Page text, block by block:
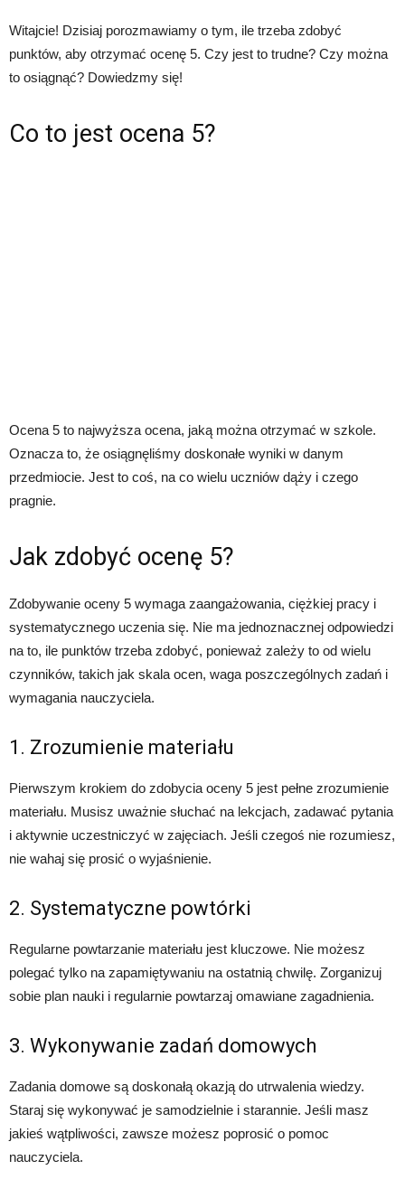
Witajcie! Dzisiaj porozmawiamy o tym, ile trzeba zdobyć
punktów, aby otrzymać ocenę 5. Czy jest to trudne? Czy można
to osiągnąć? Dowiedzmy się!
Co to jest ocena 5?
Ocena 5 to najwyższa ocena, jaką można otrzymać w szkole.
Oznacza to, że osiągnęliśmy doskonałe wyniki w danym
przedmiocie. Jest to coś, na co wielu uczniów dąży i czego
pragnie.
Jak zdobyć ocenę 5?
Zdobywanie oceny 5 wymaga zaangażowania, ciężkiej pracy i
systematycznego uczenia się. Nie ma jednoznacznej odpowiedzi
na to, ile punktów trzeba zdobyć, ponieważ zależy to od wielu
czynników, takich jak skala ocen, waga poszczególnych zadań i
wymagania nauczyciela.
1. Zrozumienie materiału
Pierwszym krokiem do zdobycia oceny 5 jest pełne zrozumienie
materiału. Musisz uważnie słuchać na lekcjach, zadawać pytania
i aktywnie uczestniczyć w zajęciach. Jeśli czegoś nie rozumiesz,
nie wahaj się prosić o wyjaśnienie.
2. Systematyczne powtórki
Regularne powtarzanie materiału jest kluczowe. Nie możesz
polegać tylko na zapamiętywaniu na ostatnią chwilę. Zorganizuj
sobie plan nauki i regularnie powtarzaj omawiane zagadnienia.
3. Wykonywanie zadań domowych
Zadania domowe są doskonałą okazją do utrwalenia wiedzy.
Staraj się wykonywać je samodzielnie i starannie. Jeśli masz
jakieś wątpliwości, zawsze możesz poprosić o pomoc
nauczyciela.